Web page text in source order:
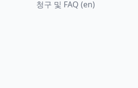
청구 및 FAQ (en)